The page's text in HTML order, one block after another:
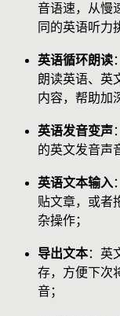
音语速，从慢
同的英语听力
英语循环朗读
朗读英语、英
内容，帮助加
英语发音变声
的英文发音声
英语文本输入
贴文章，或者
杂操作；
导出文本：英
存，方便下次
音；